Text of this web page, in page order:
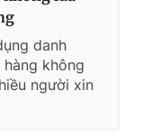
danh
không
người xin